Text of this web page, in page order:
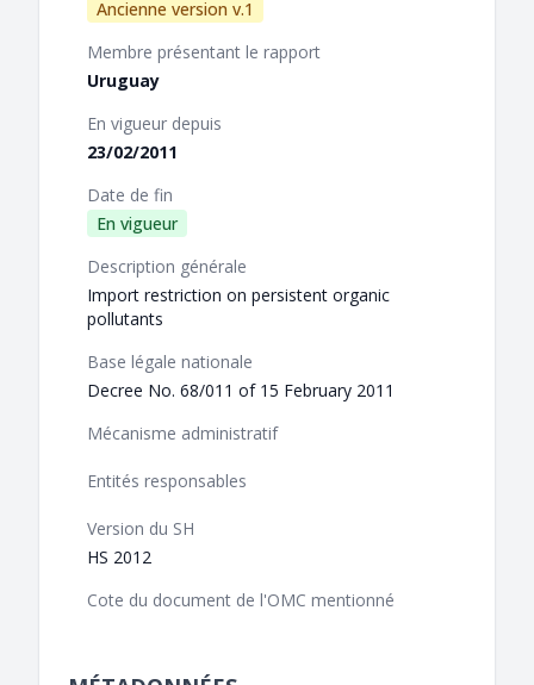
Ancienne version v.1
Membre présentant le rapport
Uruguay
En vigueur depuis
23/02/2011
Date de fin
En vigueur
Description générale
Import restriction on persistent organic
pollutants
Base légale nationale
Decree No. 68/011 of 15 February 2011
Mécanisme administratif
Entités responsables
Version du SH
HS 2012
Cote du document de l'OMC mentionné